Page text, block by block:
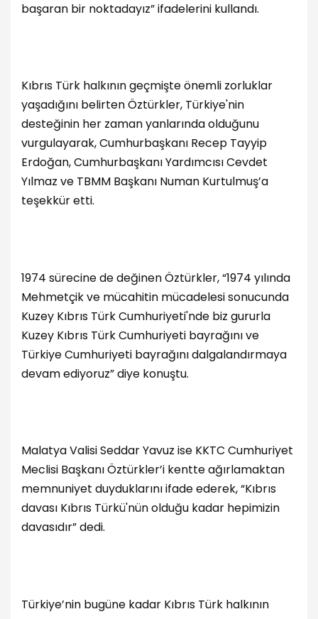
başaran bir noktadayız” ifadelerini kullandı.
Kıbrıs Türk halkının geçmişte önemli zorluklar
yaşadığını belirten Öztürkler, Türkiye'nin
desteğinin her zaman yanlarında olduğunu
vurgulayarak, Cumhurbaşkanı Recep Tayyip
Erdoğan, Cumhurbaşkanı Yardımcısı Cevdet
Yılmaz ve TBMM Başkanı Numan Kurtulmuş’a
teşekkür etti.
1974 sürecine de değinen Öztürkler, “1974 yılında
Mehmetçik ve mücahitin mücadelesi sonucunda
Kuzey Kıbrıs Türk Cumhuriyeti'nde biz gururla
Kuzey Kıbrıs Türk Cumhuriyeti bayrağını ve
Türkiye Cumhuriyeti bayrağını dalgalandırmaya
devam ediyoruz” diye konuştu.
Malatya Valisi Seddar Yavuz ise KKTC Cumhuriyet
Meclisi Başkanı Öztürkler’i kentte ağırlamaktan
memnuniyet duyduklarını ifade ederek, “Kıbrıs
davası Kıbrıs Türkü'nün olduğu kadar hepimizin
davasıdır” dedi.
Türkiye’nin bugüne kadar Kıbrıs Türk halkının